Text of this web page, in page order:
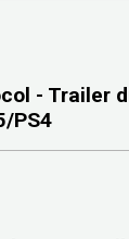
- Trailer
PS4